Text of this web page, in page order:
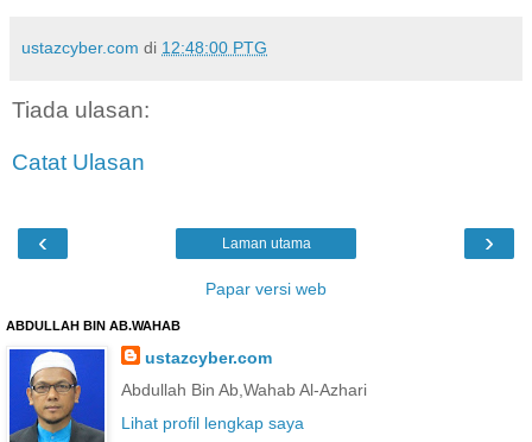
ustazcyber.com di 12:48:00 PTG
Tiada ulasan:
Catat Ulasan
‹ ›
Laman utama
Papar versi web
ABDULLAH BIN AB.WAHAB
ustazcyber.com
Abdullah Bin Ab,Wahab Al-Azhari
Lihat profil lengkap saya